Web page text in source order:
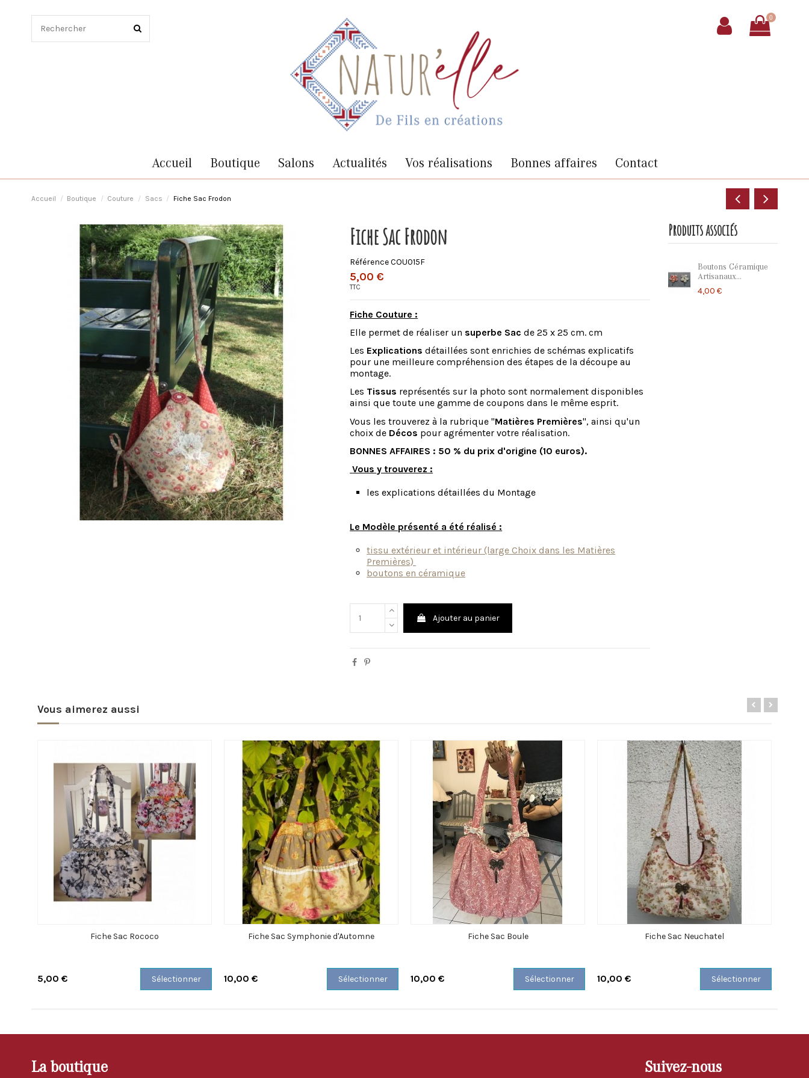
0
Accueil Boutique Salons Actualités Vos réalisations Bonnes affaires Contact
Accueil Boutique Couture Sacs Fiche Sac Frodon
Fiche Sac Frodon
RéférenceCOU015F
5,00 €
TTC
Fiche Couture :
Elle permet de réaliser un superbe Sac de 25 x 25 cm. cm
Les Explications détaillées sont enrichies de schémas explicatifs
pour une meilleure compréhension des étapes de la découpe au
montage.
Les Tissus représentés sur la photo sont normalement disponibles
ainsi que toute une gamme de coupons dans le même esprit.
Vous les trouverez à la rubrique "Matières Premières", ainsi qu'un
choix de Décos pour agrémenter votre réalisation.
BONNES AFFAIRES : 50 % du prix d'origine (10 euros).
Vous y trouverez :
les explications détaillées du Montage
Le Modèle présenté a été réalisé :
tissu extérieur et intérieur (large Choix dans les Matières
Premières)
boutons en céramique
Ajouter au panier
Produits associés
Boutons Céramique
Artisanaux...
4,00 €
Vous aimerez aussi
Fiche Sac Rococo
5,00 € Sélectionner
Fiche Sac Symphonie d'Automne
10,00 € Sélectionner
Fiche Sac Boule
10,00 € Sélectionner
Fiche Sac Neuchatel
10,00 € Sélectionner
La boutique Suivez-nous